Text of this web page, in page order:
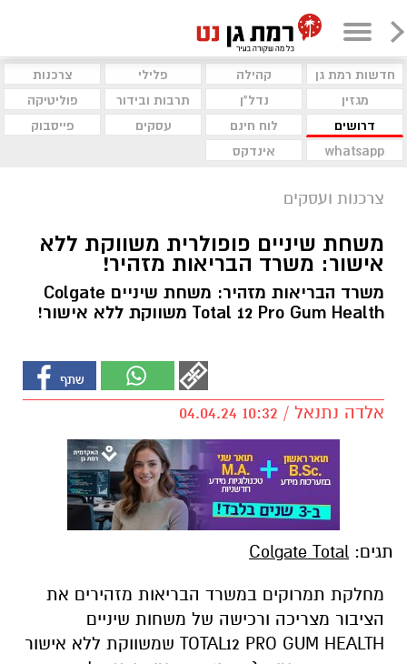
חדשות רמת גן קהילה פלילי
צרכנות
מגזין
נדל"ן תרבות ובידור
פוליטיקה
דרושים
לוח חינם עסקים
פייסבוק
whatsapp
אינדקס
צרכנות ועסקים
משחת שיניים פופולרית משווקת ללא
אישור: משרד הבריאות מזהיר!
משרד הבריאות מזהיר: משחת שיניים Colgate
Total 12 Pro Gum Health משווקת ללא אישור!
אלדה נתנאל / 10:32 04.04.24
Colgate Total
מחלקת תמרוקים במשרד הבריאות מזהירים את
הציבור מצריכה ורכישה של משחות שיניים
שיווק). בנוסף, המוצר משווק ללא תווית בעברית
כפי שנדרש. על כן, מבקש משרד הבריאות שלא
לעשות שימוש במוצר זה ולהחזירו לנקודות